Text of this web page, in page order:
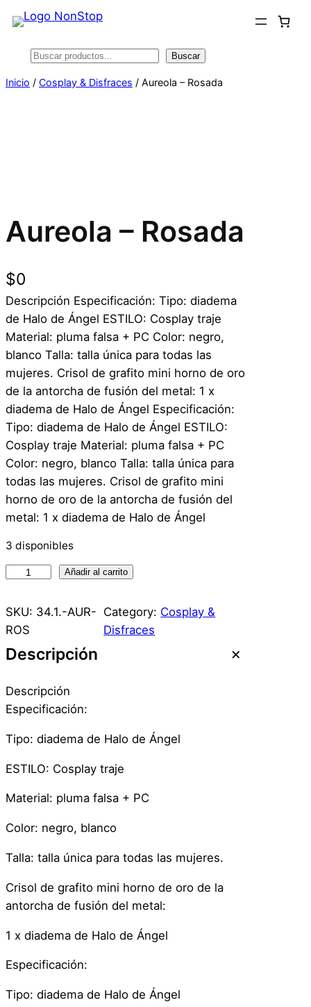
Saltar
contenido
Buscar Buscar
Inicio / Cosplay & Disfraces / Aureola – Rosada
Aureola – Rosada
$0
Descripción Especificación: Tipo: diadema
de Halo de Ángel ESTILO: Cosplay traje
Material: pluma falsa + PC Color: negro,
blanco Talla: talla única para todas las
mujeres. Crisol de grafito mini horno de oro
de la antorcha de fusión del metal: 1 x
diadema de Halo de Ángel Especificación:
Tipo: diadema de Halo de Ángel ESTILO:
Cosplay traje Material: pluma falsa + PC
Color: negro, blanco Talla: talla única para
todas las mujeres. Crisol de grafito mini
horno de oro de la antorcha de fusión del
metal: 1 x diadema de Halo de Ángel
3 disponibles
r
e
o
l
–
R
o
a
d
c
n
t
a
Añadir al carrito
SKU: 34.1.-AUR-
ROS
Category: Cosplay &
Disfraces
Descripción
Descripción
Especificación:
Tipo: diadema de Halo de Ángel
ESTILO: Cosplay traje
Material: pluma falsa + PC
Color: negro, blanco
Talla: talla única para todas las mujeres.
Crisol de grafito mini horno de oro de la
antorcha de fusión del metal:
1 x diadema de Halo de Ángel
Especificación:
Tipo: diadema de Halo de Ángel